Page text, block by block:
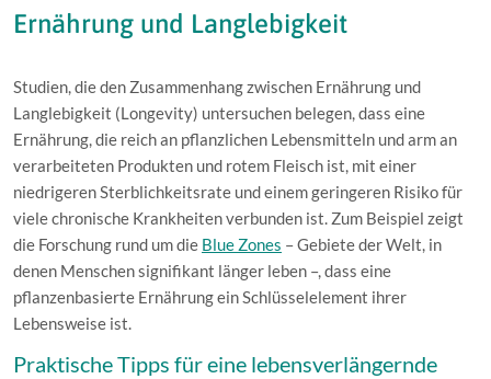
Ernährung und Langlebigkeit
Studien, die den Zusammenhang zwischen Ernährung und
Langlebigkeit (Longevity) untersuchen belegen, dass eine
Ernährung, die reich an pflanzlichen Lebensmitteln und arm an
verarbeiteten Produkten und rotem Fleisch ist, mit einer
niedrigeren Sterblichkeitsrate und einem geringeren Risiko für
viele chronische Krankheiten verbunden ist. Zum Beispiel zeigt
die Forschung rund um die Blue Zones – Gebiete der Welt, in
denen Menschen signifikant länger leben –, dass eine
pflanzenbasierte Ernährung ein Schlüsselelement ihrer
Lebensweise ist.
Praktische Tipps für eine lebensverlängernde